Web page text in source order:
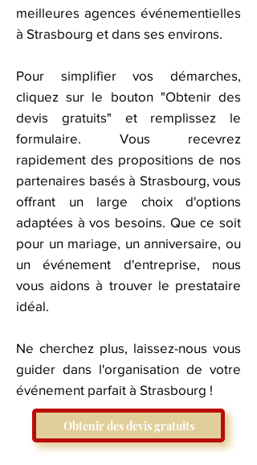
meilleures agences événementielles
à Strasbourg et dans ses environs.
Pour simplifier vos démarches,
cliquez sur le bouton "Obtenir des
devis gratuits" et remplissez le
formulaire. Vous recevrez
rapidement des propositions de nos
partenaires basés à Strasbourg, vous
offrant un large choix d'options
adaptées à vos besoins. Que ce soit
pour un mariage, un anniversaire, ou
un événement d'entreprise, nous
vous aidons à trouver le prestataire
idéal.
Ne cherchez plus, laissez-nous vous
guider dans l'organisation de votre
événement parfait à Strasbourg !
Obtenir des devis gratuits